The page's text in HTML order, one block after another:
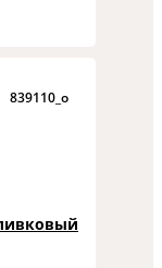
839110_o